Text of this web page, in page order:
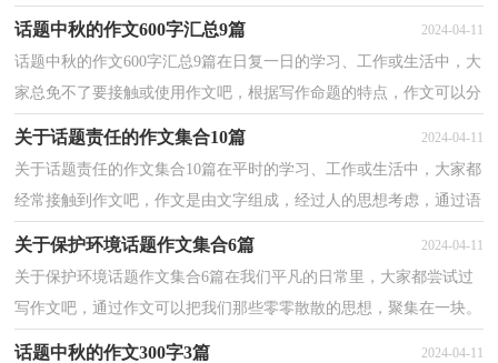
就毫无头绪？以下是小编精心整理的感动话题作文10...
话题中秋的作文600字汇总9篇 2024-04-11
话题中秋的作文600字汇总9篇在日复一日的学习、工作或生活中，大
家总免不了要接触或使用作文吧，根据写作命题的特点，作文可以分
关于话题责任的作文集合10篇 2024-04-11
关于话题责任的作文集合10篇在平时的学习、工作或生活中，大家都
经常接触到作文吧，作文是由文字组成，经过人的思想考虑，通过语
言组织来表达一个主题意义的文体。怎么写作文才能避...
关于保护环境话题作文集合6篇 2024-04-11
关于保护环境话题作文集合6篇在我们平凡的日常里，大家都尝试过
写作文吧，通过作文可以把我们那些零零散散的思想，聚集在一块。
相信很多朋友都对写作文感到非常苦恼吧，下面是小编...
话题中秋的作文300字3篇 2024-04-11